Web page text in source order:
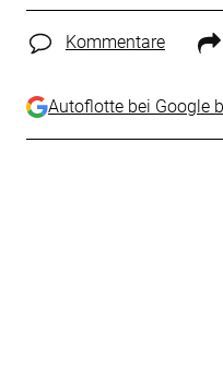
Kommentare
Autoflotte bei Google